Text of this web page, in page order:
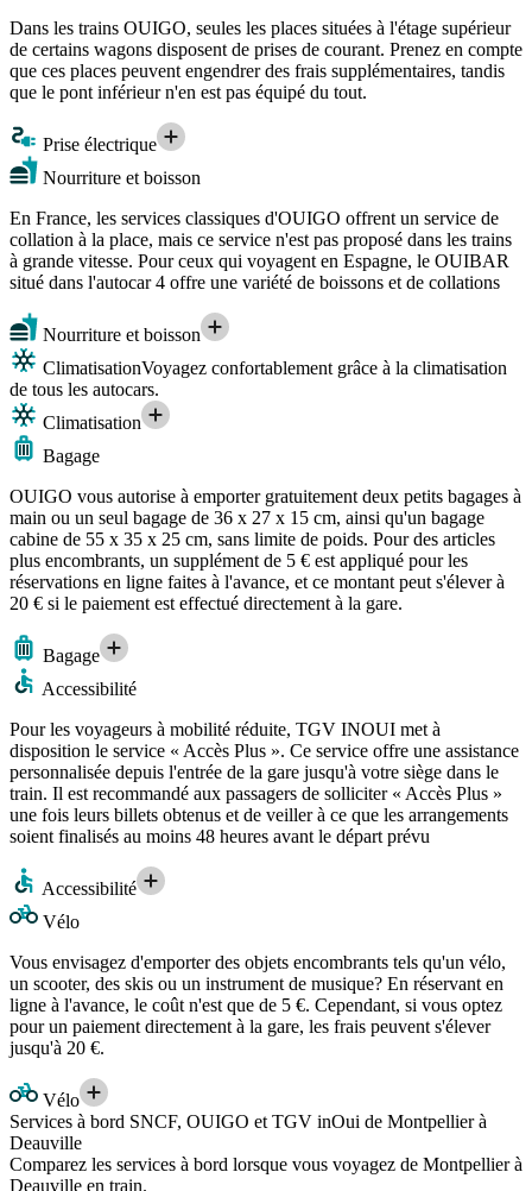
Dans les trains OUIGO, seules les places situées à l'étage supérieur
de certains wagons disposent de prises de courant. Prenez en compte
que ces places peuvent engendrer des frais supplémentaires, tandis
que le pont inférieur n'en est pas équipé du tout.
Prise électrique
Nourriture et boisson
En France, les services classiques d'OUIGO offrent un service de
collation à la place, mais ce service n'est pas proposé dans les trains
à grande vitesse. Pour ceux qui voyagent en Espagne, le OUIBAR
situé dans l'autocar 4 offre une variété de boissons et de collations
Nourriture et boisson
ClimatisationVoyagez confortablement grâce à la climatisation
de tous les autocars.
Climatisation
Bagage
OUIGO vous autorise à emporter gratuitement deux petits bagages à
main ou un seul bagage de 36 x 27 x 15 cm, ainsi qu'un bagage
cabine de 55 x 35 x 25 cm, sans limite de poids. Pour des articles
plus encombrants, un supplément de 5 € est appliqué pour les
réservations en ligne faites à l'avance, et ce montant peut s'élever à
20 € si le paiement est effectué directement à la gare.
Bagage
Accessibilité
Pour les voyageurs à mobilité réduite, TGV INOUI met à
disposition le service « Accès Plus ». Ce service offre une assistance
personnalisée depuis l'entrée de la gare jusqu'à votre siège dans le
train. Il est recommandé aux passagers de solliciter « Accès Plus »
une fois leurs billets obtenus et de veiller à ce que les arrangements
soient finalisés au moins 48 heures avant le départ prévu
Accessibilité
Vélo
Vous envisagez d'emporter des objets encombrants tels qu'un vélo,
un scooter, des skis ou un instrument de musique? En réservant en
ligne à l'avance, le coût n'est que de 5 €. Cependant, si vous optez
pour un paiement directement à la gare, les frais peuvent s'élever
jusqu'à 20 €.
Vélo
Services à bord SNCF, OUIGO et TGV inOui de Montpellier à
Deauville
Comparez les services à bord lorsque vous voyagez de Montpellier à
Deauville en train.